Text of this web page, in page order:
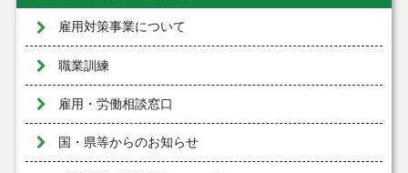
雇用対策事業について
職業訓練
雇用・労働相談窓口
国・県等からのお知らせ